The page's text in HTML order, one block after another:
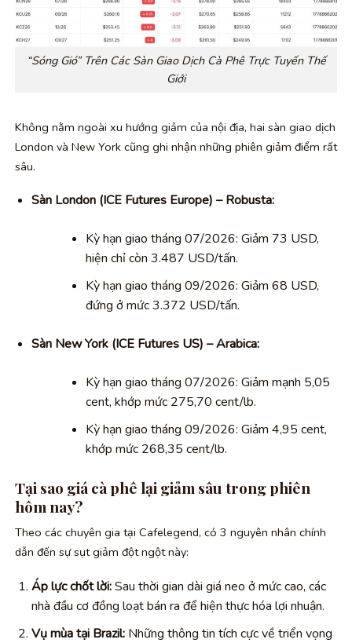
“Sóng Gió” Trên Các Sàn Giao Dịch Cà Phê Trực Tuyến Thế
Giới
Không nằm ngoài xu hướng giảm của nội địa, hai sàn giao dịch
London và New York cũng ghi nhận những phiên giảm điểm rất
sâu.
Sàn London (ICE Futures Europe) – Robusta:
Kỳ hạn giao tháng 07/2026: Giảm 73 USD,
hiện chỉ còn 3.487 USD/tấn.
Kỳ hạn giao tháng 09/2026: Giảm 68 USD,
đứng ở mức 3.372 USD/tấn.
Sàn New York (ICE Futures US) – Arabica:
Kỳ hạn giao tháng 07/2026: Giảm mạnh 5,05
cent, khớp mức 275,70 cent/lb.
Kỳ hạn giao tháng 09/2026: Giảm 4,95 cent,
khớp mức 268,35 cent/lb.
Tại sao giá cà phê lại giảm sâu trong phiên
hôm nay?
Theo các chuyên gia tại Cafelegend, có 3 nguyên nhân chính
dẫn đến sự sụt giảm đột ngột này:
Áp lực chốt lời:Sau thời gian dài giá neo ở mức cao, các
nhà đầu cơ đồng loạt bán ra để hiện thực hóa lợi nhuận.
Vụ mùa tại Brazil:Những thông tin tích cực về triển vọng